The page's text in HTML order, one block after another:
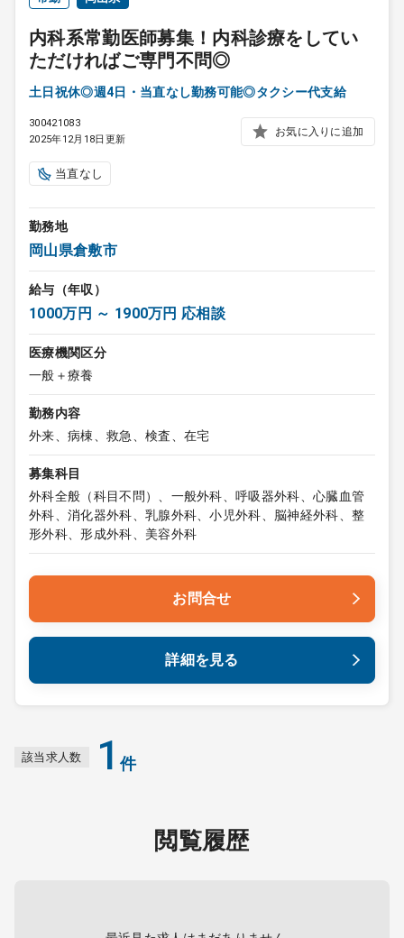
内科系常勤医師募集！内科診療をしてい
ただければご専門不問◎
土日祝休◎週4日・当直なし勤務可能◎タクシー代支給
300421083
2025年12月18日更新
お気に入りに追加
当直なし
勤務地
岡山県倉敷市
給与（年収）
1000万円 ～ 1900万円 応相談
医療機関区分
一般＋療養
勤務内容
外来、病棟、救急、検査、在宅
募集科目
外科全般（科目不問）、一般外科、呼吸器外科、心臓血管
外科、消化器外科、乳腺外科、小児外科、脳神経外科、整
形外科、形成外科、美容外科
お問合せ
詳細を見る
該当求人数 1 件
閲覧履歴